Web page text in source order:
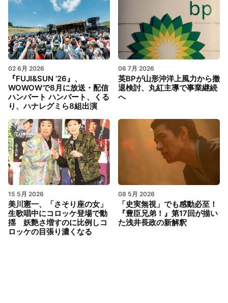
02 6月 2026
『FUJI&SUN ’26』、
WOWOWで8月に放送・配信
ハンバート ハンバート、くる
り、ハナレグミら8組出演
06 7月 2026
英BPが山形沖洋上風力から撤
退検討、丸紅主導で事業継続
へ
15 5月 2026
美川憲一、「さそり座の女」
生歌唱中にコロッケ登場で動
揺 妖艶さ増すのに比例しコ
ロッケの目張り濃くなる
08 5月 2026
「史実無視」でも感動必至！
『豊臣兄弟！』第17回が描い
た浅井長政の新解釈